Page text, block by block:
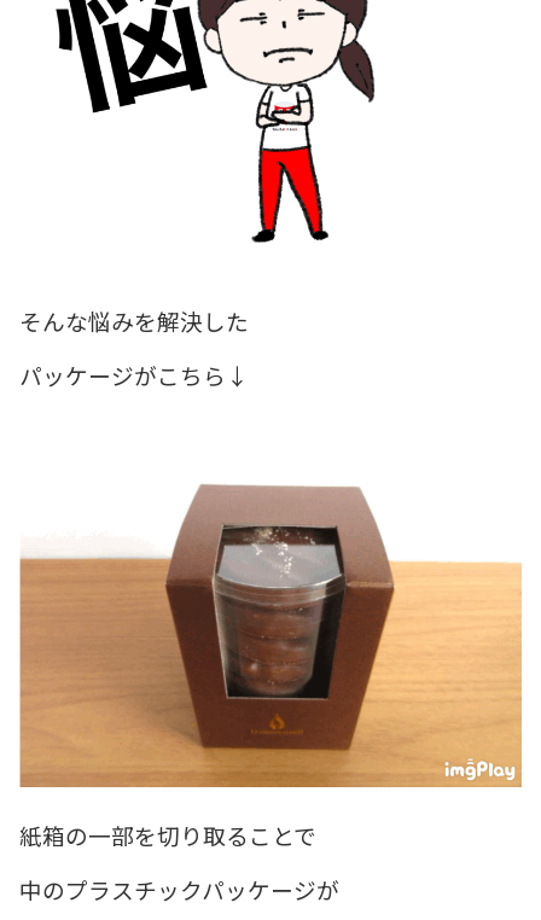
そんな悩みを解決した
パッケージがこちら↓
紙箱の一部を切り取ることで
中のプラスチックパッケージが